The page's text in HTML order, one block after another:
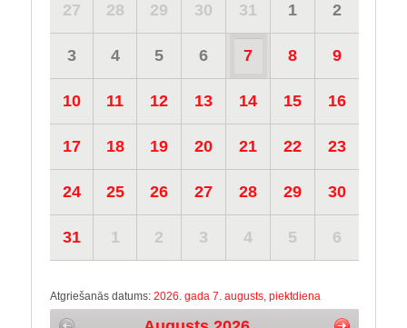
27 28 29 30 31 1 2
3 4 5 6 7 8 9
10 11 12 13 14 15 16
17 18 19 20 21 22 23
24 25 26 27 28 29 30
31 1 2 3 4 5 6
Atgriešanās datums: 2026. gada 7. augusts, piektdiena